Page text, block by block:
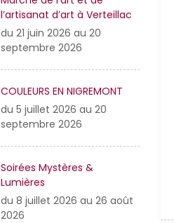
l’artisanat d’art à Verteillac
du 21 juin 2026 au 20
septembre 2026
COULEURS EN NIGREMONT
du 5 juillet 2026 au 20
septembre 2026
Soirées Mystères &
Lumières
du 8 juillet 2026 au 26 août
2026